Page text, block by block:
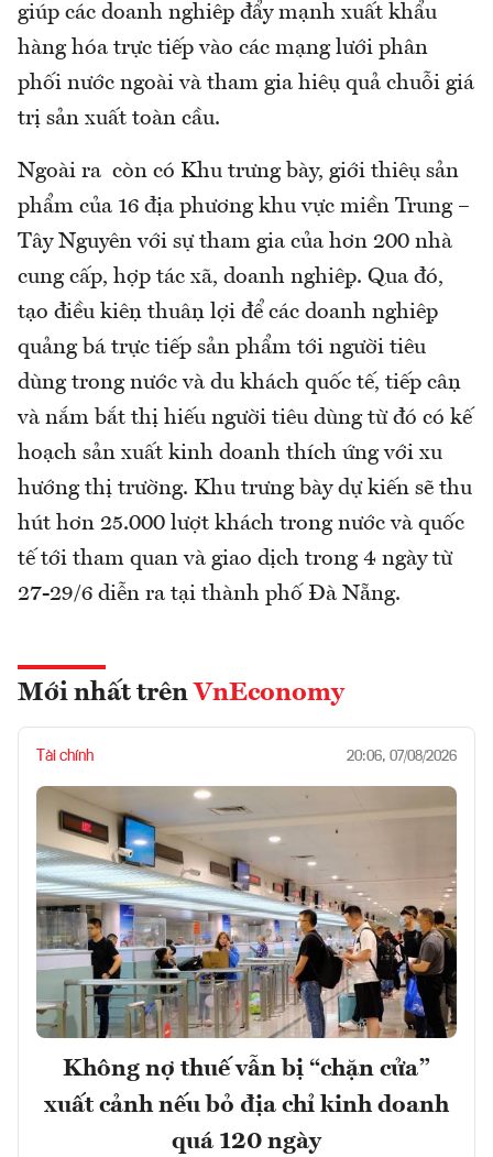
giúp các doanh nghiệp đẩy mạnh xuất khẩu
hàng hóa trực tiếp vào các mạng lưới phân
phối nước ngoài và tham gia hiệu quả chuỗi giá
trị sản xuất toàn cầu.
Ngoài ra còn có Khu trưng bày, giới thiệu sản
phẩm của 16 địa phương khu vực miền Trung –
Tây Nguyên với sự tham gia của hơn 200 nhà
cung cấp, hợp tác xã, doanh nghiệp. Qua đó,
tạo điều kiện thuận lợi để các doanh nghiệp
quảng bá trực tiếp sản phẩm tới người tiêu
dùng trong nước và du khách quốc tế, tiếp cận
và nắm bắt thị hiếu người tiêu dùng từ đó có kế
hoạch sản xuất kinh doanh thích ứng với xu
hướng thị trường. Khu trưng bày dự kiến sẽ thu
hút hơn 25.000 lượt khách trong nước và quốc
tế tới tham quan và giao dịch trong 4 ngày từ
27-29/6 diễn ra tại thành phố Đà Nẵng.
Mới nhất trên VnEconomy
Tài chính 20:06, 07/08/2026
Không nợ thuế vẫn bị “chặn cửa”
xuất cảnh nếu bỏ địa chỉ kinh doanh
quá 120 ngày